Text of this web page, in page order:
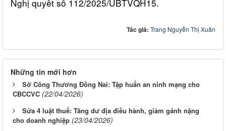
Nghị quyết số 112/2025/UBTVQH15.
Tác giả: Trang Nguyễn Thị Xuân
Những tin mới hơn
Sở Công Thương Đồng Nai: Tập huấn an ninh mạng cho
CBCCVC (22/04/2026)
Sửa 4 luật thuế: Tăng dư địa điều hành, giảm gánh nặng
cho doanh nghiệp (23/04/2026)